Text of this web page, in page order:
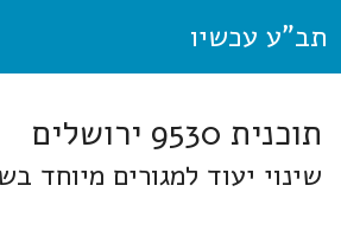
תב"ע עכשיו
תוכנית 9530 ירושלים
שינוי יעוד למגורים מיוחד